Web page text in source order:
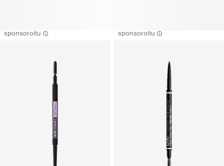
sponsoroitu sponsoroitu